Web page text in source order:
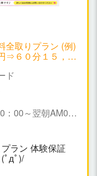
全取りプラン (例)
⇒６０分１５，０
り
給が出ます。永
００円～１００，
全取り期間あ
ド
00～翌朝AM0
験保証
ﾟдﾟ)/